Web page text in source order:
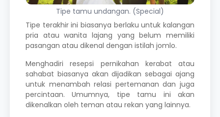
Tipe tamu undangan. (Special)
Tipe terakhir ini biasanya berlaku untuk kalangan
pria atau wanita lajang yang belum memiliki
pasangan atau dikenal dengan istilah jomlo.
Menghadiri resepsi pernikahan kerabat atau
sahabat biasanya akan dijadikan sebagai ajang
untuk menambah relasi pertemanan dan juga
percintaan. Umumnya, tipe tamu ini akan
dikenalkan oleh teman atau rekan yang lainnya.